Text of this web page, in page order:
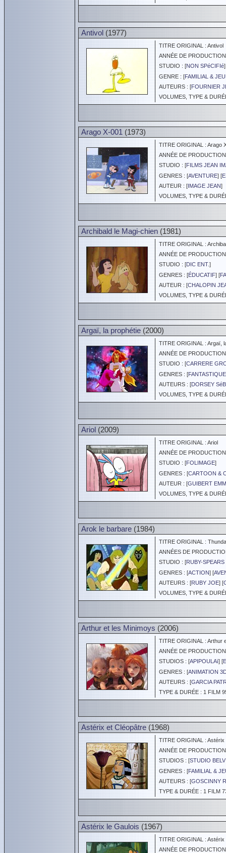
Antivol (1977)
TITRE ORIGINAL : Antivol
ANNÉE DE
STUDIO : [NON SPéCIFIé]
GENRE : [FAMILIAL &
AUTEURS : [FOURNIER
VOLUMES, TYPE &
Arago X-001 (1973)
TITRE ORIGINAL : Arago
ANNÉE DE
STUDIO : [FILMS JEAN
GENRES : [AVENTURE] [
AUTEUR : [IMAGE JEAN]
VOLUMES, TYPE &
Archibald le Magi-chien (1981)
TITRE ORIGINAL :
ANNÉE DE
STUDIO : [DIC ENT.]
GENRES : [ÉDUCATIF] [
AUTEUR : [CHALOPIN
VOLUMES, TYPE &
Argaï, la prophétie (2000)
TITRE ORIGINAL : Argaï,
ANNÉE DE
STUDIO : [CARRERE
GENRES : [
AUTEURS : [DORSEY
VOLUMES, TYPE &
Ariol (2009)
TITRE ORIGINAL : Ariol
ANNÉE DE
STUDIO : [FOLIMAGE]
GENRES : [CARTOON &
AUTEUR : [GUIBERT
VOLUMES, TYPE &
Arok le barbare (1984)
TITRE ORIGINAL :
ANNÉES DE
STUDIO : [RUBY-
GENRES : [ACTION] [
AUTEURS : [RUBY JOE] [
VOLUMES, TYPE &
Arthur et les Minimoys (2006)
TITRE ORIGINAL : Arthur
ANNÉE DE
STUDIOS : [APIPOULAï] [
GENRES : [ANIMATION
AUTEURS : [GARCIA
TYPE & DURÉE : 1 FILM
Astérix et Cléopâtre (1968)
TITRE ORIGINAL : Astérix
ANNÉE DE
STUDIOS : [STUDIO
GENRES : [FAMILIAL &
AUTEURS : [GOSCINNY
TYPE & DURÉE : 1 FILM
Astérix le Gaulois (1967)
TITRE ORIGINAL : Astérix
ANNÉE DE